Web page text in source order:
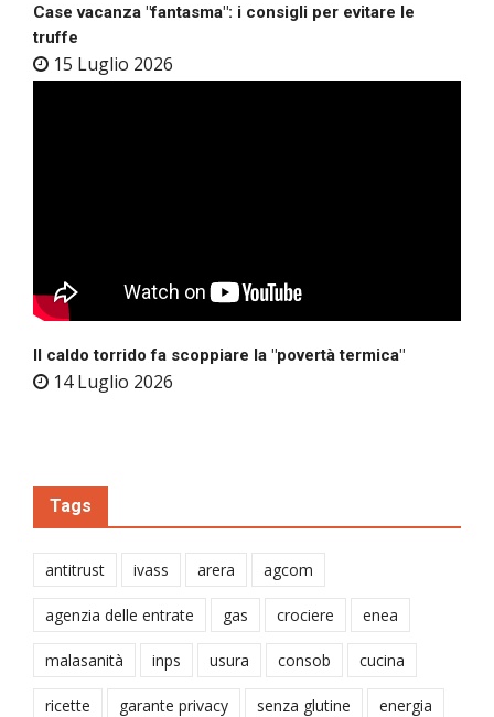
Case vacanza "fantasma": i consigli per evitare le
truffe
15 Luglio 2026
Il caldo torrido fa scoppiare la "povertà termica"
14 Luglio 2026
Tags
antitrust ivass arera agcom
agenzia delle entrate gas crociere enea
malasanità inps usura consob cucina
ricette garante privacy senza glutine energia